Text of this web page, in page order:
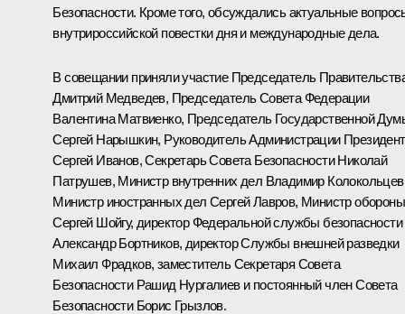
Безопасности. Кроме того, обсуждались актуальные
внутрироссийской повестки дня и международные дела.
В совещании приняли участие Председатель
Дмитрий Медведев, Председатель Совета Федерации
Валентина Матвиенко, Председатель Государственной
Сергей Нарышкин, Руководитель Администрации
Сергей Иванов, Секретарь Совета БезопасностиНиколай
Патрушев, Министр внутренних дел Владимир Колокольцев
Министр иностранных дел Сергей Лавров, Министр обороны
Сергей Шойгу, директор Федеральной службы безопасности
Александр Бортников, директор Службы внешней разведки
Михаил Фрадков, заместитель Секретаря Совета
Безопасности Рашид Нургалиеви постоянный член Совета
Безопасности Борис Грызлов.